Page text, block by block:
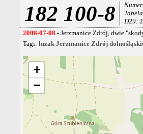
182 100-8
D29:
2008-07-08 - Jerzmanice Zdrój, dwie
Tagi: luzak Jerzmanice Zdrój
+
−